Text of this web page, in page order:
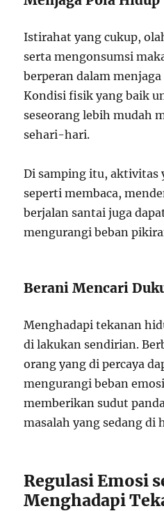
Istirahat yang cukup,
serta mengonsumsi
berperan dalam
Kondisi fisik yang baik
seseorang lebih mudah
sehari-hari.
Di samping itu, aktivitas
seperti membaca,
berjalan santai juga
mengurangi beban
Berani Mencari
Menghadapi tekanan
di lakukan sendirian.
orang yang di percaya
mengurangi beban
memberikan sudut
masalah yang sedang di
Regulasi Emosi
Menghadapi